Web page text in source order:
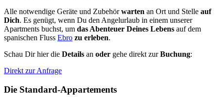
Alle notwendige Geräte und Zubehörwarten an Ort und Stelle auf
Dich. Es genügt, wenn Du den Angelurlaub in einem unserer
Apartments buchst, um das Abenteuer Deines Lebens auf dem
spanischen Fluss Ebro zu erleben.
Schau Dir hier die Details an oder gehe direkt zurBuchung:
Direkt zur Anfrage
Die Standard-Appartements